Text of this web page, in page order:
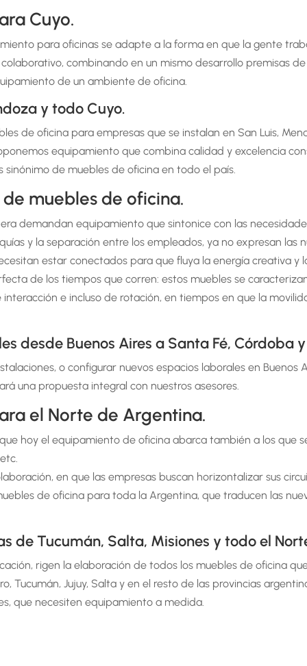
Cuyo.
para oficinas se adapte a la forma en que la gente
combinando en un mismo desarrollo premisas
de un ambiente de oficina.
y todo Cuyo.
de oficina para empresas que se instalan en San Luis,
equipamiento que combina calidad y excelencia
sinónimo de muebles de oficina en todo el país.
muebles de oficina.
demandan equipamiento que sintonice con las
y la separación entre los empleados, ya no expresan las
estar conectados para que fluya la energía creativa y
de los tiempos que corren: estos muebles se
e incluso de rotación, en tiempos en que la
desde Buenos Aires a Santa Fé, Córdoba
o configurar nuevos espacios laborales en Buenos
una propuesta integral con nuestros asesores.
el Norte de Argentina.
hoy el equipamiento de oficina abarca también a los que
en que las empresas buscan horizontalizar sus
de oficina para toda la Argentina, que traducen las
de Tucumán, Salta, Misiones y todo el
rigen la elaboración de todos los muebles de oficina
Tucumán, Jujuy, Salta y en el resto de las provincias
que necesiten equipamiento a medida.